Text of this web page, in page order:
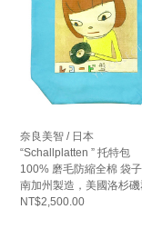
奈良美智 / 日本
“Schallplatten ” 托特包
100% 磨毛防縮全棉 袋
南加州製造，美國洛杉
NT$2,500.00